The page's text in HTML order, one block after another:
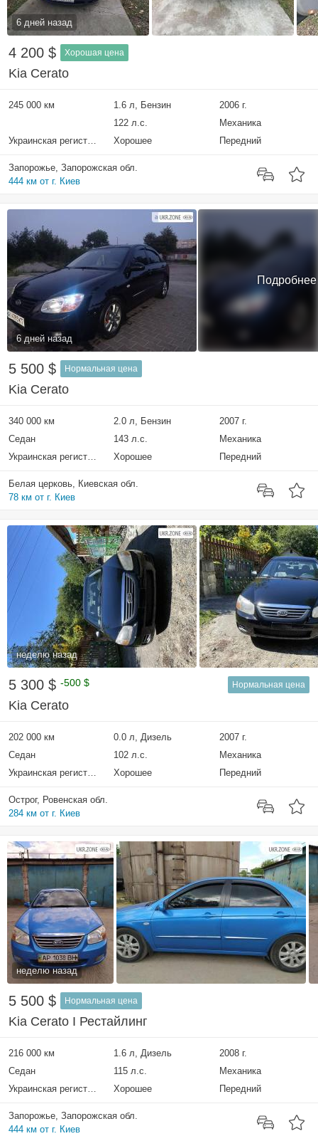
6 дней назад
4 200 $ Хорошая цена
Kia Cerato
245 000 км 1.6 л, Бензин
2006 г.
122 л.с.
Механика
Украинская регистрация
Хорошее Передний
Запорожье, Запорожская обл.
444 км от г. Киев
6 дней назад
Подробнее
5 500 $ Нормальная цена
Kia Cerato
340 000 км 2.0 л, Бензин
2007 г.
Седан
143 л.с.
Механика
Украинская регистрация
Хорошее Передний
Белая церковь, Киевская обл.
78 км от г. Киев
неделю назад
5 300 $ -500 $ Нормальная цена
Kia Cerato
202 000 км 0.0 л, Дизель
2007 г.
Седан
102 л.с.
Механика
Украинская регистрация
Хорошее Передний
Острог, Ровенская обл.
284 км от г. Киев
неделю назад
5 500 $ Нормальная цена
Kia Cerato I Рестайлинг
216 000 км 1.6 л, Дизель
2008 г.
Седан
115 л.с.
Механика
Украинская регистрация
Хорошее Передний
Запорожье, Запорожская обл.
444 км от г. Киев